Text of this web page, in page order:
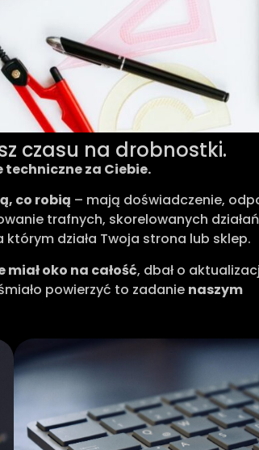
czasu na drobnostki.
za Ciebie.
co robią – mają doświadczenie,
trafnych, skorelowanych
działa Twoja strona lub sklep.
miał oko na całość, dbał o
powierzyć to zadanie naszym